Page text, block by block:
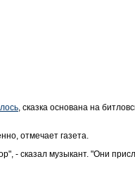
, сказка основана на
отмечает газета.
- сказал музыкант. "Они